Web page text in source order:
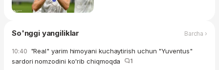
So'nggi yangiliklar Barcha ›
10:40 "Real" yarim himoyani kuchaytirish uchun "Yuventus"
sardori nomzodini ko'rib chiqmoqda
1